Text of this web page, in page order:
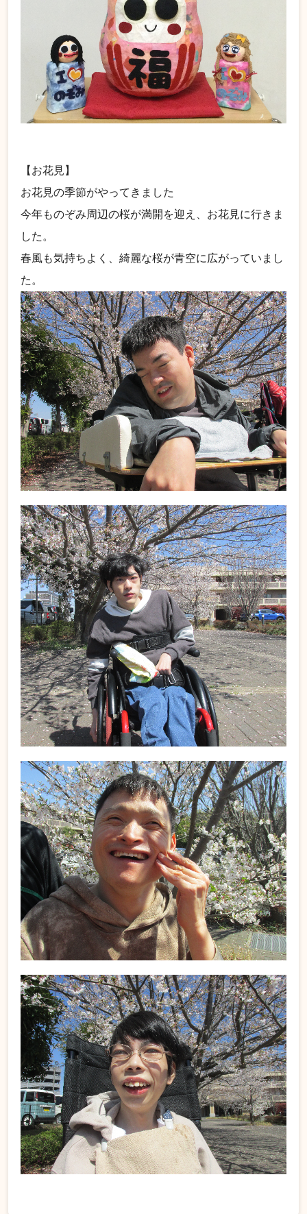
【お花見】
お花見の季節がやってきました
今年ものぞみ周辺の桜が満開を迎え、お花見に行きま
した。
春風も気持ちよく、綺麗な桜が青空に広がっていまし
た。